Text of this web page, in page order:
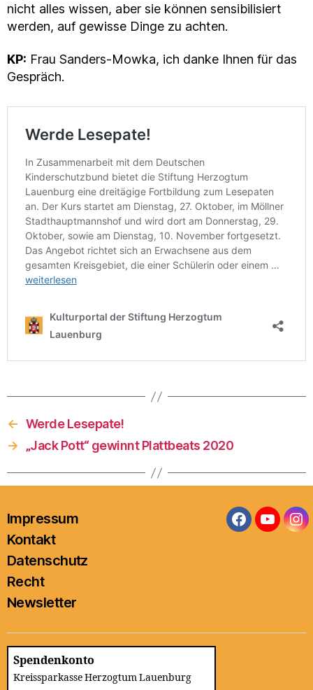
nicht alles wissen, aber sie können sensibilisiert
werden, auf gewisse Dinge zu achten.
KP: Frau Sanders-Mowka, ich danke Ihnen für das
Gespräch.
← Werde Lesepate!
→
„Jack Pott“ gewinnt Plattbeats 2020
Impressum
Kontakt
Datenschutz
Recht
Newsletter
Facebook
Spendenkonto
Kreissparkasse Herzogtum Lauenburg